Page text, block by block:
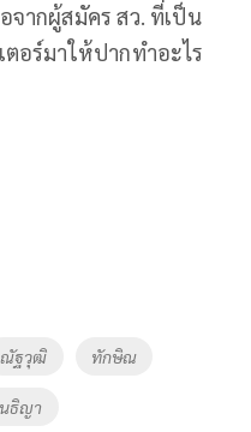
จากผู้สมัคร สว. ที่เป็น
อร์มาให้ปากทำอะไร
ณัฐวุฒิ ทักษิณ
ธิญา